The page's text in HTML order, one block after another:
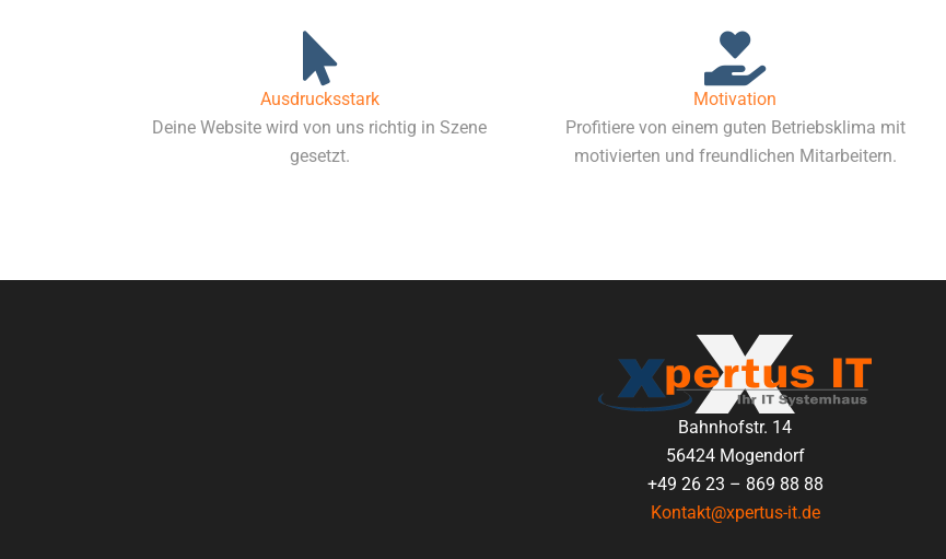
Ausdrucksstark
Deine Website wird von uns richtig in Szene
gesetzt.
Motivation
Profitiere von einem guten Betriebsklima mit
motivierten und freundlichen Mitarbeitern.
Bahnhofstr. 14
56424 Mogendorf
+49 26 23 – 869 88 88
Kontakt@xpertus-it.de